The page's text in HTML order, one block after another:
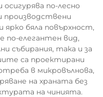
по-лесно
производствени
ярко бяла повърхност,
по-елегантен вид,
събирания, така и за
са проектирани
в микровълнова,
на храната без
на чинията.